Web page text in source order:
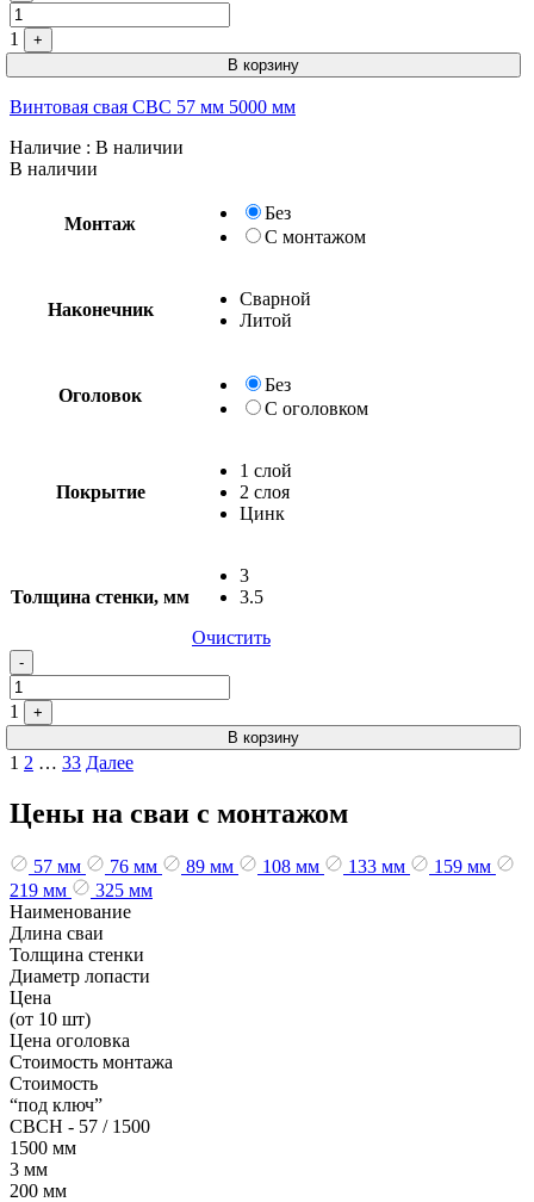
1
+
В корзину
Винтовая свая СВС 57 мм 5000 мм
Наличие : В наличии
В наличии
Монтаж
Без
С монтажом
Наконечник
Сварной
Литой
Оголовок
Без
С оголовком
Покрытие
1 слой
2 слоя
Цинк
Толщина стенки, мм
3
3.5
Очистить
Quantity
-
1
+
В корзину
Пагинация
записей
1 2 … 33 Далее
Цены на сваи с монтажом
57 мм 76 мм 89 мм 108 мм 133 мм
159 мм
219 мм
325 мм
Наименование
Длина сваи
Толщина стенки
Диаметр лопасти
Цена
(от 10 шт)
Цена оголовка
Стоимость монтажа
Стоимость
“под ключ”
СВСН - 57 / 1500
1500 мм
3 мм
200 мм